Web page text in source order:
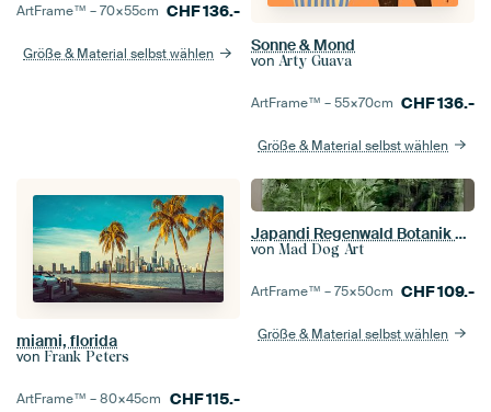
ArtFrame™ –70×55cm CHF136.-
Größe & Material selbst wählen Sonne & Mond
von Arty Guava
ArtFrame™ –55×70cm CHF136.-
Größe & Material selbst wählen
miami, florida
von Frank Peters
ArtFrame™ –80×45cm CHF115.-
Japandi Regenwald Botanik Abstraktion
von Mad Dog Art
ArtFrame™ –75×50cm CHF109.-
Größe & Material selbst wählen